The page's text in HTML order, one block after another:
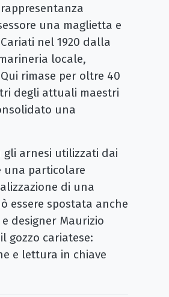
una maglietta e
nel 1920 dalla
locale,
rimase per oltre 40
degli attuali maestri
una
arnesi utilizzati dai
una particolare
di una
essere spostata anche
designer Maurizio
gozzo cariatese:
e lettura in chiave